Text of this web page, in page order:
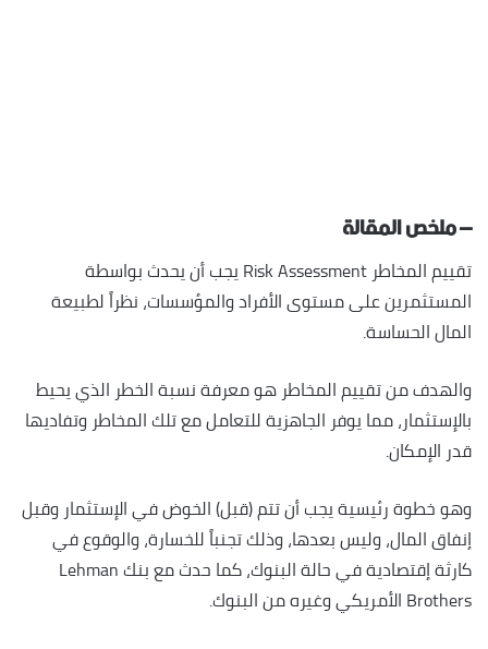
– ملخص المقالة
تقييم المخاطر Risk Assessment يجب أن يحدث بواسطة
المستثمرين على مستوى الأفراد والمؤسسات، نظراً لطبيعة
المال الحساسة.
والهدف من تقييم المخاطر هو معرفة نسبة الخطر الذي يحيط
بالإستثمار، مما يوفر الجاهزية للتعامل مع تلك المخاطر وتفاديها
قدر الإمكان.
وهو خطوة رئيسية يجب أن تتم (قبل) الخوض في الإستثمار وقبل
إنفاق المال، وليس بعدها، وذلك تجنباً للخسارة، والوقوع في
كارثة إقتصادية في حالة البنوك، كما حدث مع بنك Lehman
Brothers الأمريكي وغيره من البنوك.